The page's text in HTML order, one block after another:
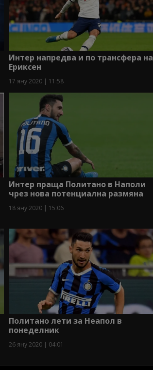
Интер напредва и по трансфера на
Ериксен
17 яну 2020 | 11:58
Интер праща Политано в Наполи
чрез нова потенциална размяна
18 яну 2020 | 15:06
Политано лети за Неапол в
понеделник
26 яну 2020 | 04:01